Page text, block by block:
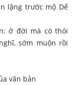
lặng trước mộ Dế
ở đời mà có thói
sớm muộn rồi
văn bản